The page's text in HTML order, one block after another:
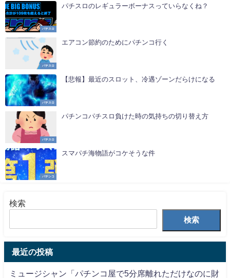
パチスロ
パチスロのレギュラーボーナスっていらなくね？
パチスロ
エアコン節約のためにパチンコ行く
パチスロ
【悲報】最近のスロット、冷遇ゾーンだらけになる
パチスロ
パチンコパチスロ負けた時の気持ちの切り替え方
パチンコ
スマパチ海物語がコケそうな件
検索
検索
最近の投稿
ミュージシャン「パチンコ屋で5分席離れただけなのに財